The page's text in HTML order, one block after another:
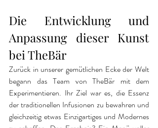
Die Entwicklung und
Anpassung dieser Kunst
bei TheBär
Zurück in unserer gemütlichen Ecke der Welt
begann das Team von TheBär mit dem
Experimentieren. Ihr Ziel war es, die Essenz
der traditionellen Infusionen zu bewahren und
gleichzeitig etwas Einzigartiges und Modernes